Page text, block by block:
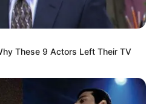
These 9 Actors Left Their TV